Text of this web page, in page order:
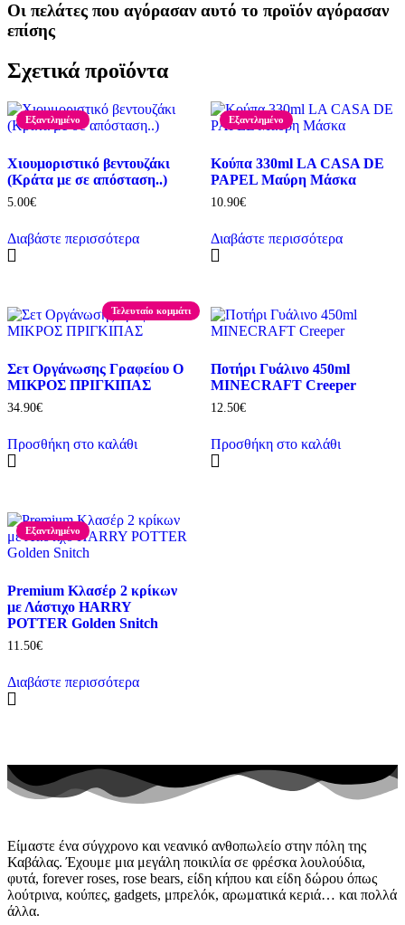
Οι πελάτες που αγόρασαν αυτό το προϊόν αγόρασαν
επίσης
Σχετικά προϊόντα
Εξαντλημένο
Χιουμοριστικό βεντουζάκι
(Κράτα με σε απόσταση..)
5.00€
Διαβάστε περισσότερα
Εξαντλημένο
Κούπα 330ml LA CASA DE
PAPEL Μαύρη Μάσκα
10.90€
Διαβάστε περισσότερα
Τελευταίο κομμάτι
Σετ Οργάνωσης Γραφείου Ο
ΜΙΚΡΟΣ ΠΡΙΓΚΙΠΑΣ
34.90€
Προσθήκη στο καλάθι
Ποτήρι Γυάλινο 450ml
MINECRAFT Creeper
12.50€
Προσθήκη στο καλάθι
Εξαντλημένο
Premium Κλασέρ 2 κρίκων
με Λάστιχο HARRY
POTTER Golden Snitch
11.50€
Διαβάστε περισσότερα
Είμαστε ένα σύγχρονο και νεανικό ανθοπωλείο στην πόλη της
Καβάλας. Έχουμε μια μεγάλη ποικιλία σε φρέσκα λουλούδια,
φυτά, forever roses, rose bears, είδη κήπου και είδη δώρου όπως
λούτρινα, κούπες, gadgets, μπρελόκ, αρωματικά κεριά… και πολλά
άλλα.